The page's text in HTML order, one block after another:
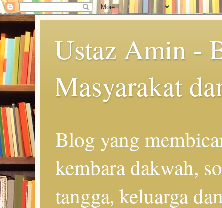
Ustaz Amin -
Masyarakat
Blog yang
kembara dakwah,
tangga, keluarga